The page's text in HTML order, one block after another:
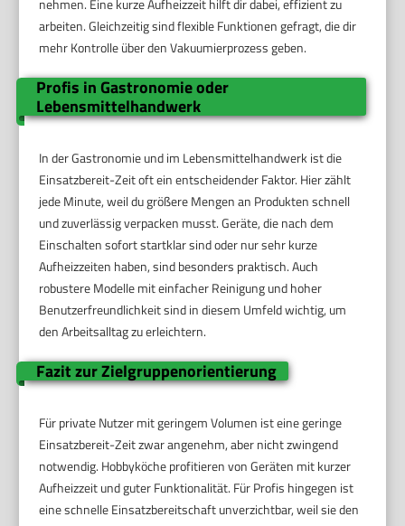
nehmen. Eine kurze Aufheizzeit hilft dir dabei, effizient zu
arbeiten. Gleichzeitig sind flexible Funktionen gefragt, die dir
mehr Kontrolle über den Vakuumierprozess geben.
Profis in Gastronomie oder
Lebensmittelhandwerk
In der Gastronomie und im Lebensmittelhandwerk ist die
Einsatzbereit-Zeit oft ein entscheidender Faktor. Hier zählt
jede Minute, weil du größere Mengen an Produkten schnell
und zuverlässig verpacken musst. Geräte, die nach dem
Einschalten sofort startklar sind oder nur sehr kurze
Aufheizzeiten haben, sind besonders praktisch. Auch
robustere Modelle mit einfacher Reinigung und hoher
Benutzerfreundlichkeit sind in diesem Umfeld wichtig, um
den Arbeitsalltag zu erleichtern.
Fazit zur Zielgruppenorientierung
Für private Nutzer mit geringem Volumen ist eine geringe
Einsatzbereit-Zeit zwar angenehm, aber nicht zwingend
notwendig. Hobbyköche profitieren von Geräten mit kurzer
Aufheizzeit und guter Funktionalität. Für Profis hingegen ist
eine schnelle Einsatzbereitschaft unverzichtbar, weil sie den